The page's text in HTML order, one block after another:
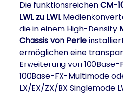
Die funktionsreichenCM-
LWL zu LWL
die in einem High-Density
Chassis von Perle
ermöglichen eine
Erweiterung von 100Base-
100Base-FX-Multimode
LX/EX/ZX/BX Singlemode